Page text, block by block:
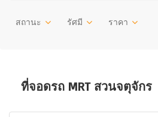
สถานะ รัศมี ราคา
ที่จอดรถ MRT สวนจตุจักร
ว่าง